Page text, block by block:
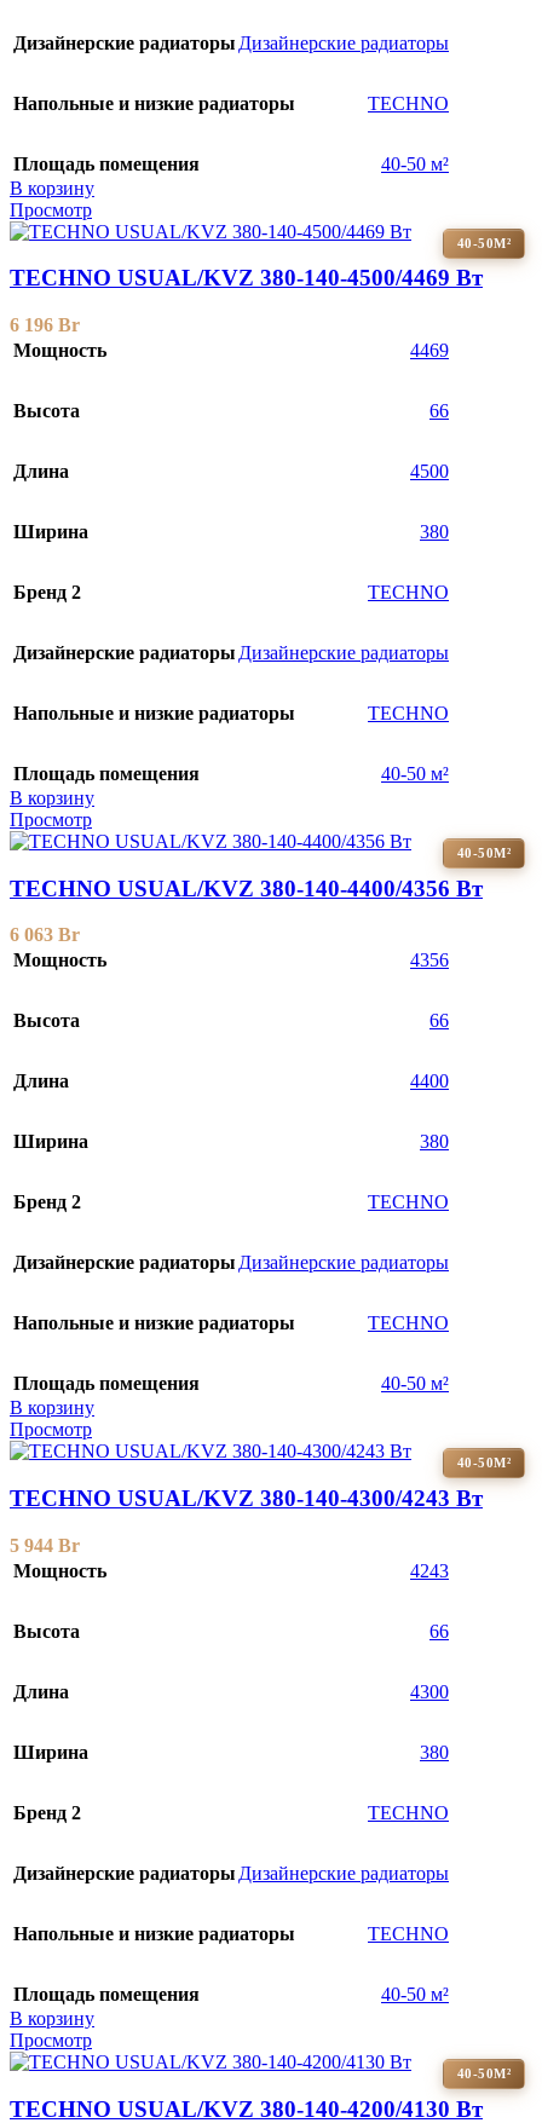
Дизайнерские радиаторы Дизайнерские радиаторы
Напольные и низкие радиаторы TECHNO
Площадь помещения
40-50 м²
В корзину
Просмотр
40-50М²
TECHNO USUAL/KVZ 380-140-4500/4469 Вт
6 196 Br
Мощность
4469
Высота 66
Длина 4500
Ширина 380
Бренд 2 TECHNO
Дизайнерские радиаторы Дизайнерские радиаторы
Напольные и низкие радиаторы TECHNO
Площадь помещения
40-50 м²
В корзину
Просмотр
40-50М²
TECHNO USUAL/KVZ 380-140-4400/4356 Вт
6 063 Br
Мощность
4356
Высота 66
Длина 4400
Ширина 380
Бренд 2 TECHNO
Дизайнерские радиаторыДизайнерские радиаторы
Напольные и низкие радиаторы TECHNO
Площадь помещения
40-50 м²
В корзину
Просмотр
40-50М²
TECHNO USUAL/KVZ 380-140-4300/4243 Вт
5 944 Br
Мощность
4243
Высота 66
Длина 4300
Ширина 380
Бренд 2 TECHNO
Дизайнерские радиаторы Дизайнерские радиаторы
Напольные и низкие радиаторы TECHNO
Площадь помещения
40-50 м²
В корзину
Просмотр
40-50М²
TECHNO USUAL/KVZ 380-140-4200/4130 Вт